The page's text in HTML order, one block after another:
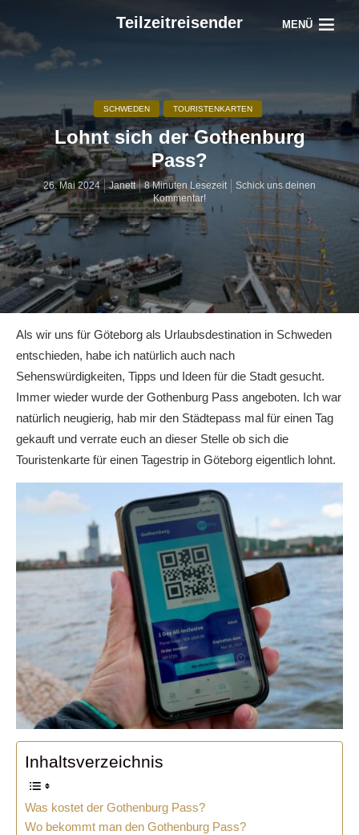
Teilzeitreisender MENÜ
SCHWEDEN TOURISTENKARTEN
Lohnt sich der Gothenburg
Pass?
26. Mai 2024 Janett 8 Minuten Lesezeit
Schick uns deinen
Kommentar!
Als wir uns für Göteborg als Urlaubsdestination in Schweden
entschieden, habe ich natürlich auch nach
Sehenswürdigkeiten, Tipps und Ideen für die Stadt gesucht.
Immer wieder wurde der Gothenburg Pass angeboten. Ich war
natürlich neugierig, hab mir den Städtepass mal für einen Tag
gekauft und verrate euch an dieser Stelle ob sich die
Touristenkarte für einen Tagestrip in Göteborg eigentlich lohnt.
Inhaltsverzeichnis
Was kostet der Gothenburg Pass?
Wo bekommt man den Gothenburg Pass?